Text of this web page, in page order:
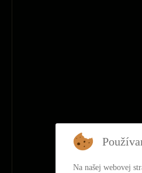
Na našej webovej